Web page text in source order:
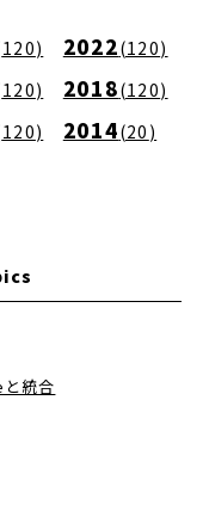
120) 2022(120)
120) 2018(120)
120) 2014(20 )
統合